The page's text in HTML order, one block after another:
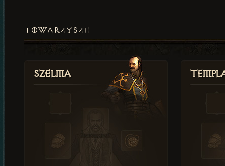
TOWARZYSZE
Szelma